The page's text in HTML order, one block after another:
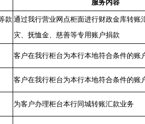
服务内容
款 通过我行营业网点柜面进行财政金库转账
灾、抚恤金、慈善等专用账户捐款
客户在我行柜台为本行本地符合条件的账
客户在我行柜台为本行本地符合条件的账
为客户办理柜台本行同城转账汇款业务